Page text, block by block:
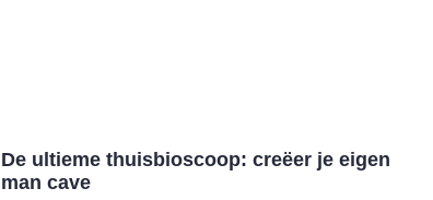
De ultieme thuisbioscoop: creëer je eigen
man cave